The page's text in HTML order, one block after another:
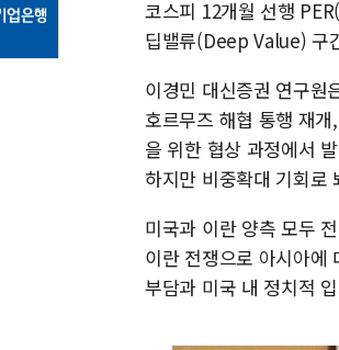
코스피 12개월 선행
딥밸류(Deep Value) 구
이경민 대신증권 연구원
호르무즈 해협 통행 재
을 위한 협상 과정에서
하지만 비중확대 기회로
미국과 이란 양측 모두
이란 전쟁으로 아시아에
부담과 미국 내 정치적